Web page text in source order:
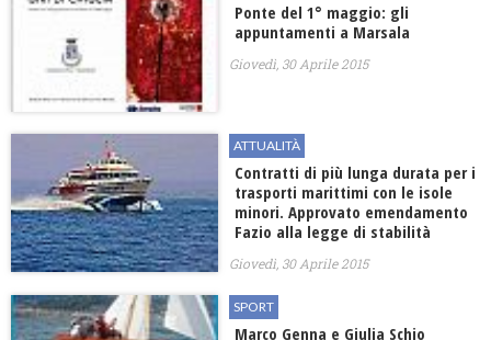
Ponte del 1° maggio: gli
appuntamenti a Marsala
Giovedì, 30 Aprile 2015
ATTUALITÀ
Contratti di più lunga durata per i
trasporti marittimi con le isole
minori. Approvato emendamento
Fazio alla legge di stabilità
Giovedì, 30 Aprile 2015
SPORT
Marco Genna e Giulia Schio